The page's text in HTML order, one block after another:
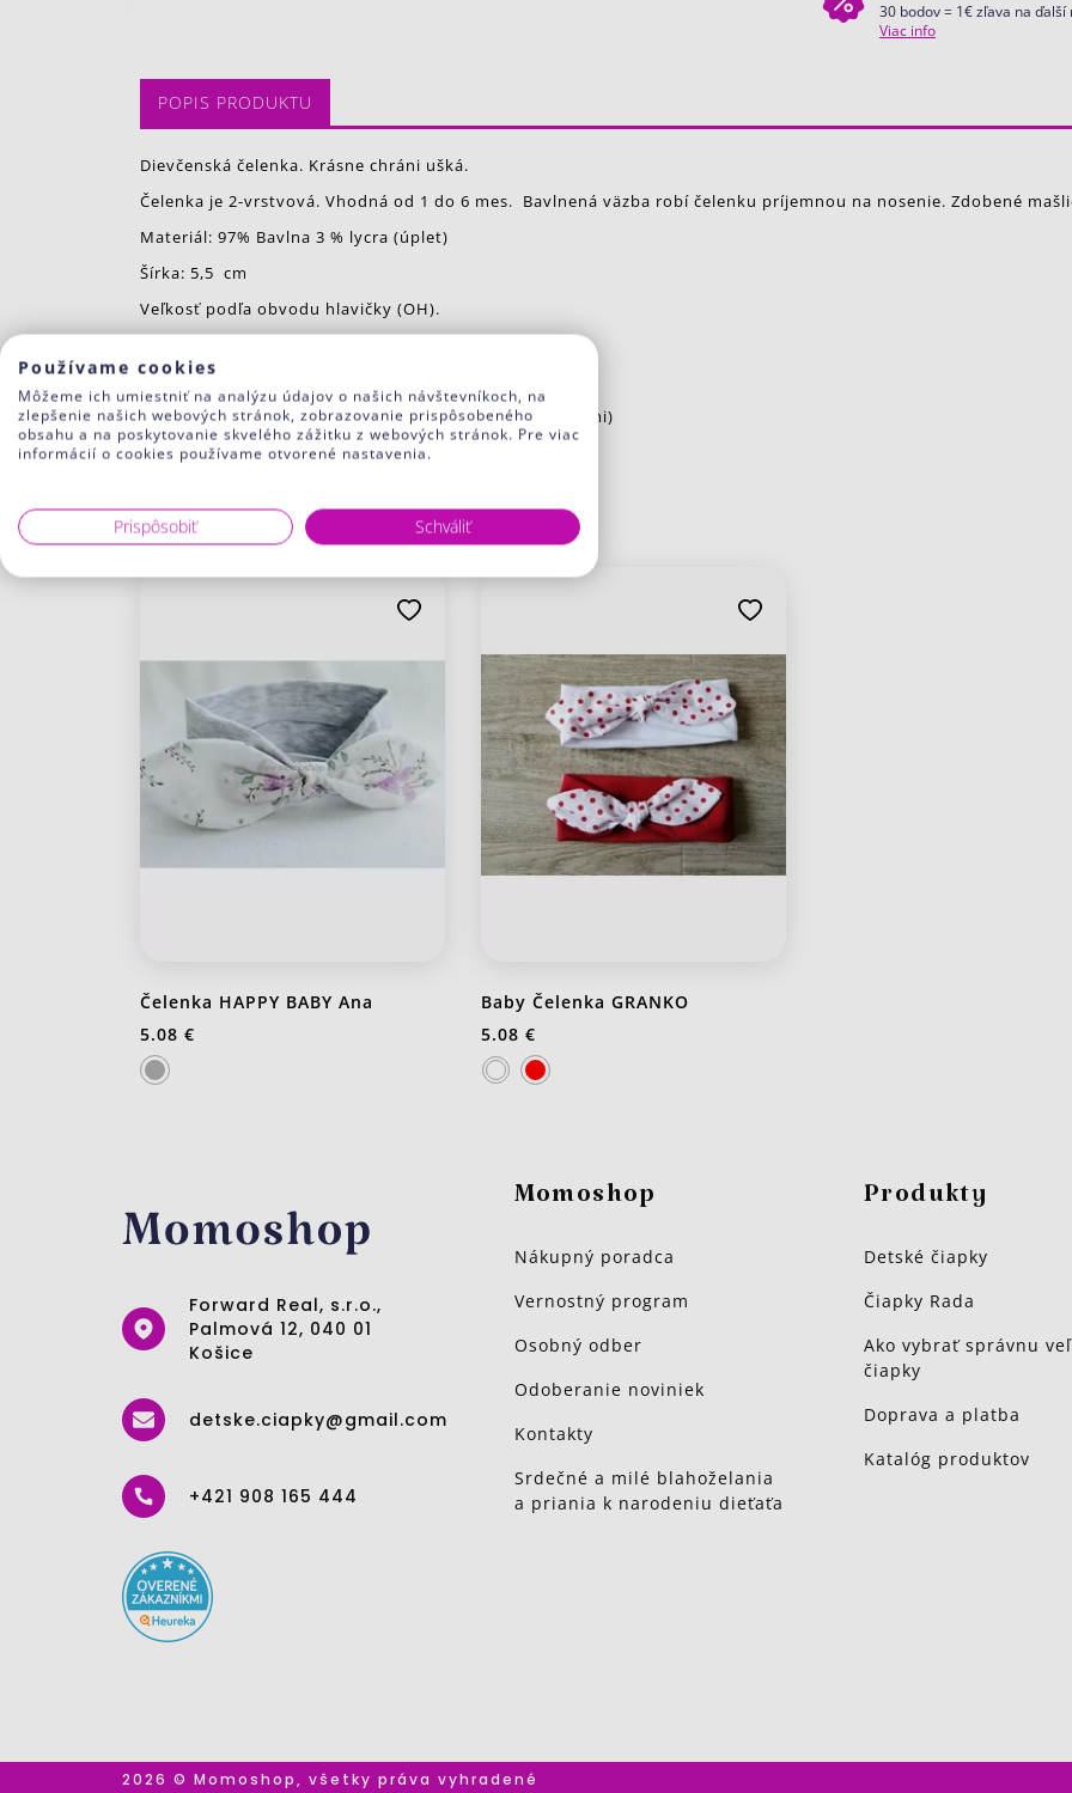
30 bodov = 1€ zľava na ďalší
Viac info
POPIS PRODUKTU
Dievčenská čelenka. Krásne chráni ušká.
Čelenka je 2-vrstvová. Vhodná od 1 do 6 mes. Bavlnená väzba robí čelenku príjemnou na nosenie. Zdobené
Materiál: 97% Bavlna 3 % lycra (úplet)
Šírka: 5,5 cm
Veľkosť podľa obvodu hlavičky (OH).
J1 biela čelenka (biela mašľa s ružovými kvetinkami)
J4 sv. ružová čelenka (biela mašľa s ružovými kvetinkami)
Súvisiaci tovar
Čelenka HAPPY BABY Ana
5.08 €
Baby Čelenka GRANKO
5.08 €
Forward Real, s.r.o.,
Palmová 12, 040 01
Košice
detske.ciapky@gmail.com
+421 908 165 444
Momoshop
Nákupný poradca
Vernostný program
Osobný odber
Odoberanie noviniek
Kontakty
Srdečné a milé blahoželania
a priania k narodeniu dieťaťa
Produkty
Detské čiapky
Čiapky Rada
Ako vybrať správnu
čiapky
Doprava a platba
Katalóg produktov
2026 © Momoshop, všetky práva vyhradené
Používame cookies
Môžeme ich umiestniť na analýzu údajov o našich návštevníkoch, na
zlepšenie našich webových stránok, zobrazovanie prispôsobeného
obsahu a na poskytovanie skvelého zážitku z webových stránok. Pre viac
informácií o cookies používame otvorené nastavenia.
Prispôsobiť Schváliť